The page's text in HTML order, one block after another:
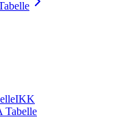
IKK
Tabelle